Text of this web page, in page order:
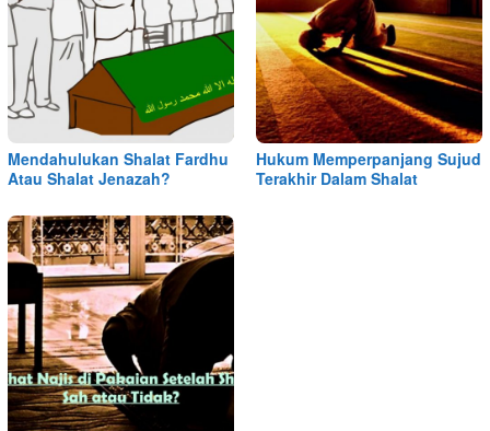
Mendahulukan Shalat Fardhu
Atau Shalat Jenazah?
Hukum Memperpanjang Sujud
Terakhir Dalam Shalat